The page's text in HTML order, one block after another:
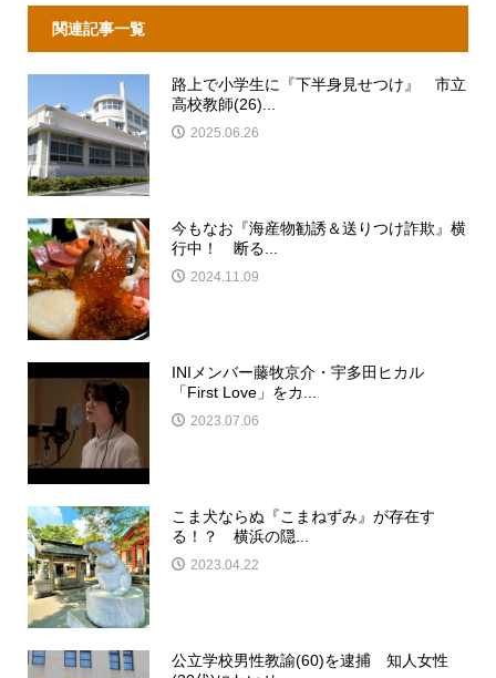
関連記事一覧
路上で小学生に『下半身見せつけ』 市立
高校教師(26)...
2025.06.26
今もなお『海産物勧誘＆送りつけ詐欺』横
行中！ 断る...
2024.11.09
INIメンバー藤牧京介・宇多田ヒカル
「First Love」をカ...
2023.07.06
こま犬ならぬ『こまねずみ』が存在す
る！？ 横浜の隠...
2023.04.22
公立学校男性教諭(60)を逮捕 知人女性